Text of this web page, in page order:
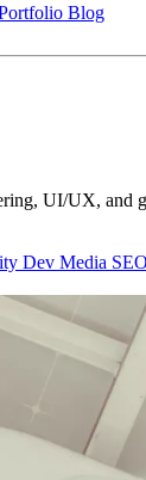
Blog
UI/UX, and
Dev Media SEO